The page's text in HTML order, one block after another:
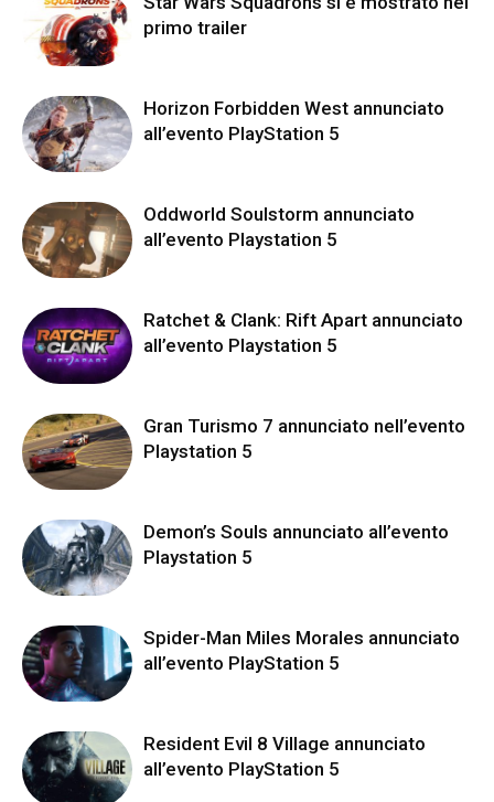
primo trailer
Horizon Forbidden West annunciato
all’evento PlayStation 5
Oddworld Soulstorm annunciato
all’evento Playstation 5
Ratchet & Clank: Rift Apart annunciato
all’evento Playstation 5
Gran Turismo 7 annunciato nell’evento
Playstation 5
Demon’s Souls annunciato all’evento
Playstation 5
Spider-Man Miles Morales annunciato
all’evento PlayStation 5
Resident Evil 8 Village annunciato
all’evento PlayStation 5